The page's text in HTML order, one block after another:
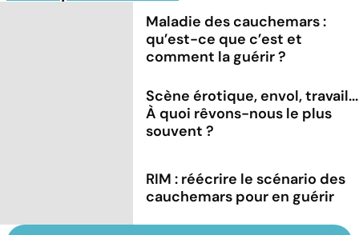
Maladie des cauchemars :
qu’est-ce que c’est et
comment la guérir ?
Scène érotique, envol, travail...
À quoi rêvons-nous le plus
souvent ?
RIM : réécrire le scénario des
cauchemars pour en guérir